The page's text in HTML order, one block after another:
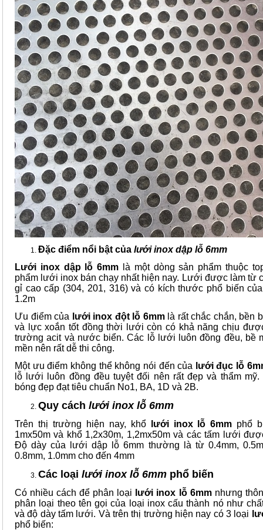
Đặc điểm nổi bật của lưới inoxdập lỗ 6mm
Lưới inox dập lỗ 6mm
là một dòng sản phẩm thuộc
phẩm lưới inox bán chạy nhất hiện nay. Lưới được làm từ
gỉ cao cấp (304, 201, 316) và có kích thước phổ biến
1.2m
Ưu điểm của
lưới inox đột lỗ 6mmlà rất chắc chắn, bền
và lực xoắn tốt đồng thời lưới còn có khả năng chịu
trường acit và nước biển. Các lỗ lưới luôn đồng đều, bề
mền nên rất dễ thi công.
Một ưu điểm không thể không nói đến của
lướiđục lỗ
lỗ lưới luôn đồng đều tuyệt đối nên rất đẹp và thẩm
bóng đẹp đạt tiêu chuẩn No1, BA, 1D và 2B.
Quy cách lưới inox lỗ 6mm
Trên thị trường hiện nay, khổ lưới inox lỗ 6mm phổ
1mx50m và khổ 1,2x30m, 1,2mx50m và các tấm lưới
Độ dày của lưới dập lỗ 6mm thường là từ 0.4mm,
0.8mm, 1.0mm cho đến 4mm
Các loại lưới inox lỗ 6mm phổ biến
Có nhiều cách để phân loại lưới inox lỗ 6mmnhưng
phân loại theo tên gọi của loại inox cấu thành nó như
và độ dày tấm lưới. Và trên thị trường hiện nay có 3 loại
phổ biến: